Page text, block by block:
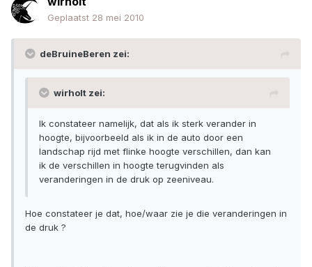
Geplaatst 28 mei 2010
deBruineBeren zei:
wirholt zei:
Ik constateer namelijk, dat als ik sterk verander in
hoogte, bijvoorbeeld als ik in de auto door een
landschap rijd met flinke hoogte verschillen, dan kan
ik de verschillen in hoogte terugvinden als
veranderingen in de druk op zeeniveau.
Hoe constateer je dat, hoe/waar zie je die veranderingen in
de druk ?